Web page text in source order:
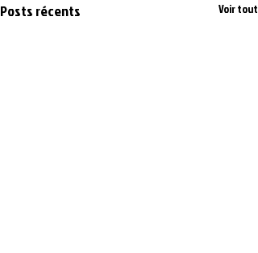
Posts récents Voir tout